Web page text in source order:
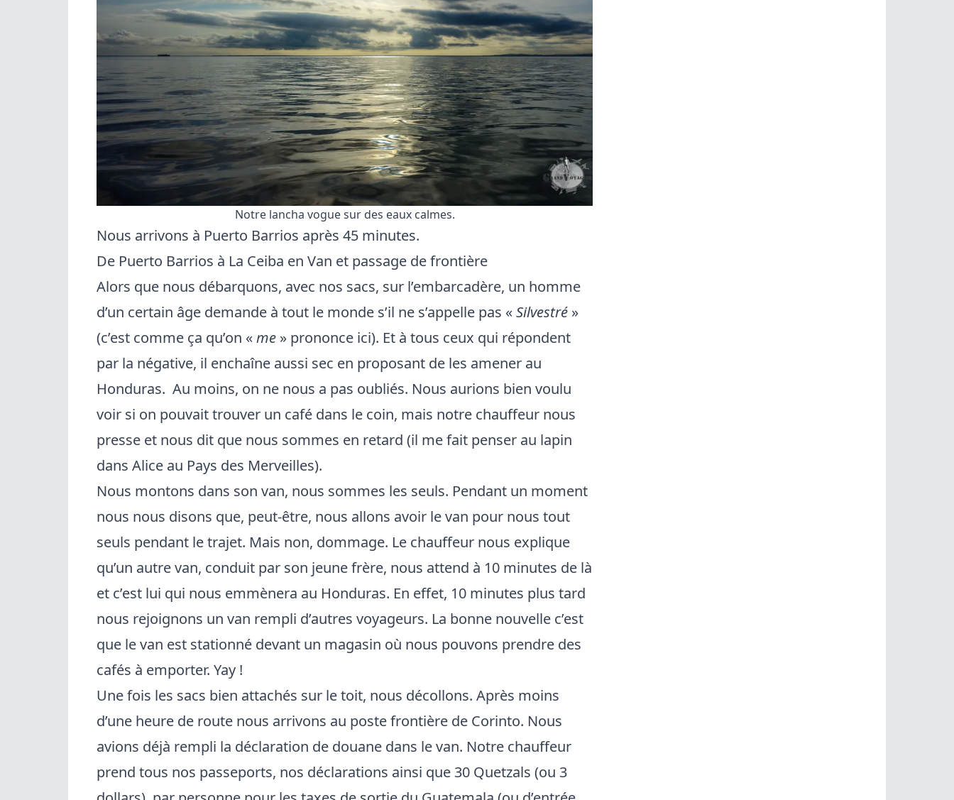
Notre lancha vogue sur des eaux calmes.
Nous arrivons à Puerto Barrios après 45 minutes.
De Puerto Barrios à La Ceiba en Van et passage de frontière
Alors que nous débarquons, avec nos sacs, sur l’embarcadère, un homme
d’un certain âge demande à tout le monde s’il ne s’appelle pas «Silvestré »
(c’est comme ça qu’on «me » prononce ici). Et à tous ceux qui répondent
par la négative, il enchaîne aussi sec en proposant de les amener au
Honduras. Au moins, on ne nous a pas oubliés. Nous aurions bien voulu
voir si on pouvait trouver un café dans le coin, mais notre chauffeur nous
presse et nous dit que nous sommes en retard (il me fait penser au lapin
dans Alice au Pays des Merveilles).
Nous montons dans son van, nous sommes les seuls. Pendant un moment
nous nous disons que, peut-être, nous allons avoir le van pour nous tout
seuls pendant le trajet. Mais non, dommage. Le chauffeur nous explique
qu’un autre van, conduit par son jeune frère, nous attend à 10 minutes de là
et c’est lui qui nous emmènera au Honduras. En effet, 10 minutes plus tard
nous rejoignons un van rempli d’autres voyageurs. La bonne nouvelle c’est
que le van est stationné devant un magasin où nous pouvons prendre des
cafés à emporter. Yay !
Une fois les sacs bien attachés sur le toit, nous décollons. Après moins
d’une heure de route nous arrivons au poste frontière de Corinto. Nous
avions déjà rempli la déclaration de douane dans le van. Notre chauffeur
prend tous nos passeports, nos déclarations ainsi que 30 Quetzals (ou 3